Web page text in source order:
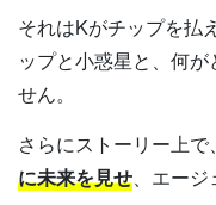
それはKがチップを払
ップと小惑星と、何
せん。
さらにストーリー上
に未来を見せ 、エー